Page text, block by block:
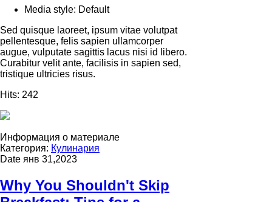
Media style: Default
Sed quisque laoreet, ipsum vitae volutpat
pellentesque, felis sapien ullamcorper
augue, vulputate sagittis lacus nisi id libero.
Curabitur velit ante, facilisis in sapien sed,
tristique ultricies risus.
Hits: 242
Информация о материале
Категория: Кулинария
Date янв 31,2023
Why You Shouldn't Skip